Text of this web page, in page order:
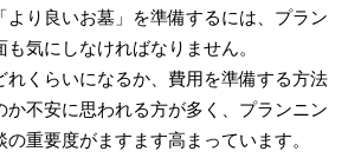
より良いお墓」を準備するには、プラン
気にしなければなりません。
れくらいになるか、費用を準備する方法
か不安に思われる方が多く、プランニン
重要度がますます高まっています。